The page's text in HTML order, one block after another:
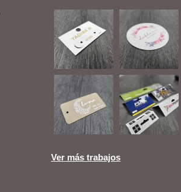
Ver más trabajos